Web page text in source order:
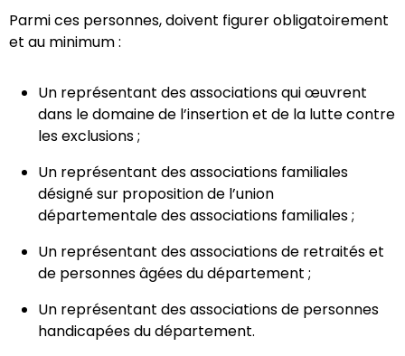
Parmi ces personnes, doivent figurer obligatoirement
et au minimum :
Un représentant des associations qui œuvrent
dans le domaine de l’insertion et de la lutte contre
les exclusions ;
Un représentant des associations familiales
désigné sur proposition de l’union
départementale des associations familiales ;
Un représentant des associations de retraités et
de personnes âgées du département ;
Un représentant des associations de personnes
handicapées du département.